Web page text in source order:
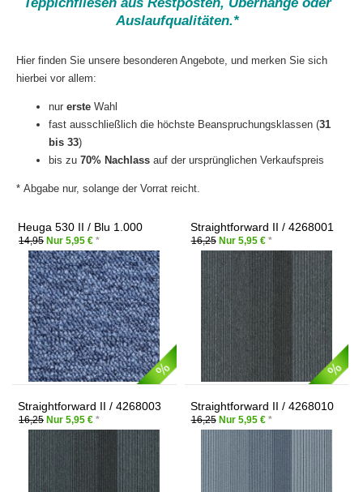
Auslaufqualitäten.*
Hier finden Sie unsere besonderen Angebote, und merken Sie sich
hierbei vor allem:
nur erste Wahl
fast ausschließlich die höchste Beanspruchungsklassen (31
bis 33)
bis zu 70% Nachlass auf der ursprünglichen Verkaufspreis
* Abgabe nur, solange der Vorrat reicht.
Heuga 530 II / Blu 1.000
14,95 Nur 5,95 € *
Straightforward II / 4268001
Granite
16,25Nur 5,95 € *
Straightforward II / 4268003
Lead
16,25 Nur 5,95 € *
Straightforward II / 4268010
China
16,25Nur 5,95 € *